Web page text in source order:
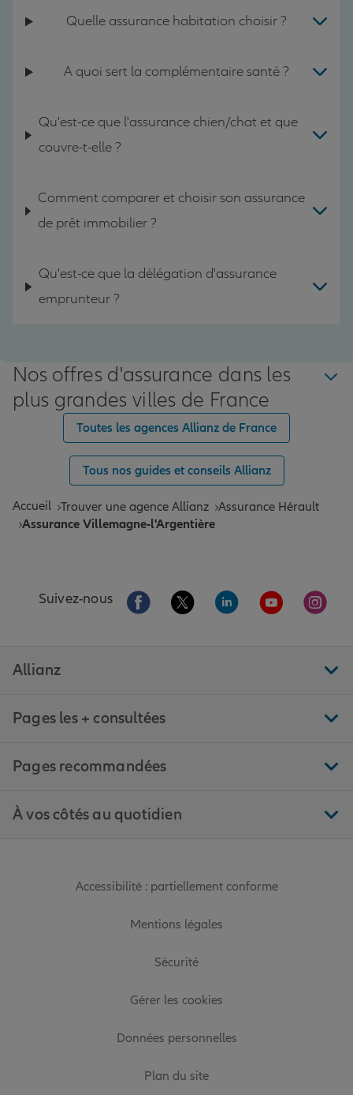
Quelle assurance habitation choisir ?
A quoi sert la complémentaire santé ?
Qu'est-ce que l'assurance chien/chat et que
couvre-t-elle ?
Comment comparer et choisir son assurance
de prêt immobilier ?
Qu'est-ce que la délégation d'assurance
emprunteur ?
Nos offres d'assurance dans les
plus grandes villes de France
Toutes les agences Allianz de France
Tous nos guides et conseils Allianz
Accueil Trouver une agence Allianz Assurance Hérault
Assurance Villemagne-l'Argentière
Suivez-nous Aller sur la page Facebook de Allianz
Aller sur la page Twitter de
Aller sur la page
Aller sur la
Aller
Allianz
Pages les + consultées
Pages recommandées
À vos côtés au quotidien
Accessibilité : partiellement conforme
Mentions légales
Sécurité
Gérer les cookies
Données personnelles
Plan du site